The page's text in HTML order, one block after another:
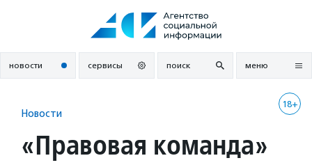
новости сервисы поиск меню
18+
Новости
«Правовая команда»